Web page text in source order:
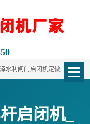
水利闸门启闭机定做
启闭机_